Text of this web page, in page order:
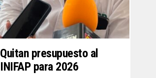
Quitan presupuesto al
INIFAP para 2026